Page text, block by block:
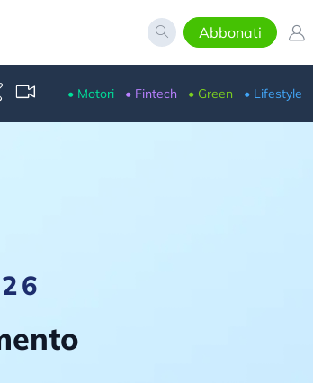
Abbonati
• Motori • Fintech • Green • Lifestyle